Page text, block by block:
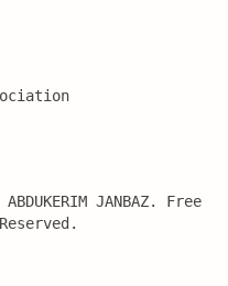
JANBAZ. Free